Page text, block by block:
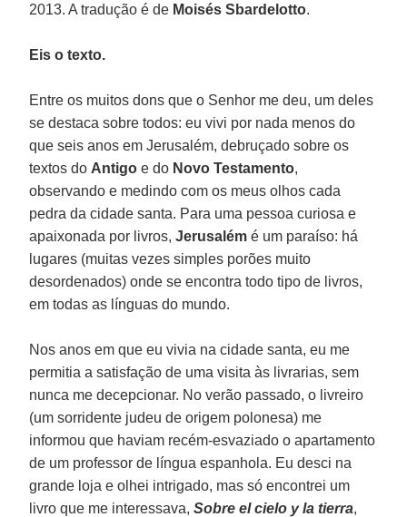
2013. A tradução é de Moisés Sbardelotto.
Eis o texto.
Entre os muitos dons que o Senhor me deu, um deles
se destaca sobre todos: eu vivi por nada menos do
que seis anos em Jerusalém, debruçado sobre os
textos do Antigoe do Novo Testamento,
observando e medindo com os meus olhos cada
pedra da cidade santa. Para uma pessoa curiosa e
apaixonada por livros,Jerusalémé um paraíso: há
lugares (muitas vezes simples porões muito
desordenados) onde se encontra todo tipo de livros,
em todas as línguas do mundo.
Nos anos em que eu vivia na cidade santa, eu me
permitia a satisfação de uma visita às livrarias, sem
nunca me decepcionar. No verão passado, o livreiro
(um sorridente judeu de origem polonesa) me
informou que haviam recém-esvaziado o apartamento
de um professor de língua espanhola. Eu desci na
grande loja e olhei intrigado, mas só encontrei um
livro que me interessava,Sobre el cielo y la tierra,